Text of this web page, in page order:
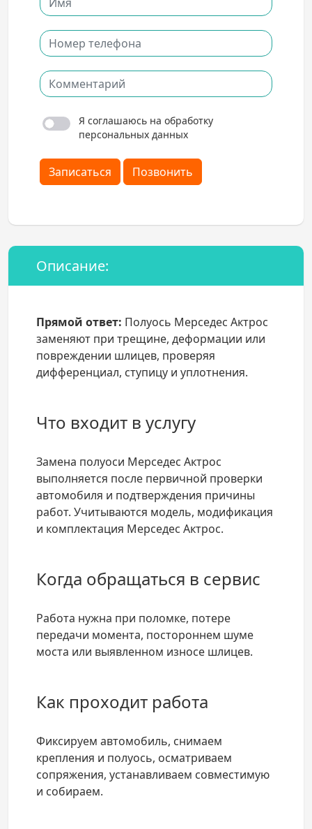
Я соглашаюсь на обработку
персональных данных
Записаться Позвонить
Описание:
Прямой ответ: Полуось Мерседес Актрос
заменяют при трещине, деформации или
повреждении шлицев, проверяя
дифференциал, ступицу и уплотнения.
Что входит в услугу
Замена полуоси Мерседес Актрос
выполняется после первичной проверки
автомобиля и подтверждения причины
работ. Учитываются модель, модификация
и комплектация Мерседес Актрос.
Когда обращаться в сервис
Работа нужна при поломке, потере
передачи момента, постороннем шуме
моста или выявленном износе шлицев.
Как проходит работа
Фиксируем автомобиль, снимаем
крепления и полуось, осматриваем
сопряжения, устанавливаем совместимую
и собираем.